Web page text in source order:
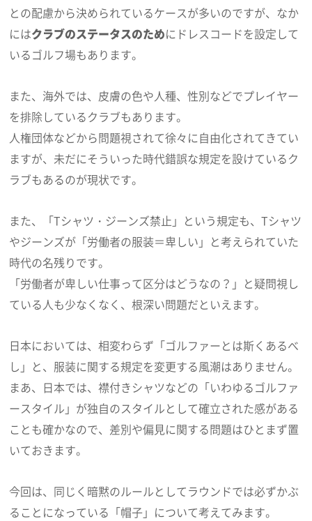
との配慮から決められているケースが多いのですが、なか
にはクラブのステータスのためにドレスコードを設定して
いるゴルフ場もあります。
また、海外では、皮膚の色や人種、性別などでプレイヤー
を排除しているクラブもあります。
人権団体などから問題視されて徐々に自由化されてきてい
ますが、未だにそういった時代錯誤な規定を設けているク
ラブもあるのが現状です。
また、「Tシャツ・ジーンズ禁止」という規定も、Tシャツ
やジーンズが「労働者の服装＝卑しい」と考えられていた
時代の名残りです。
「労働者が卑しい仕事って区分はどうなの？」と疑問視し
ている人も少なくなく、根深い問題だといえます。
日本においては、相変わらず「ゴルファーとは斯くあるべ
し」と、服装に関する規定を変更する風潮はありません。
まあ、日本では、襟付きシャツなどの「いわゆるゴルファ
ースタイル」が独自のスタイルとして確立された感がある
ことも確かなので、差別や偏見に関する問題はひとまず置
いておきます。
今回は、同じく暗黙のルールとしてラウンドでは必ずかぶ
ることになっている「帽子」について考えてみます。